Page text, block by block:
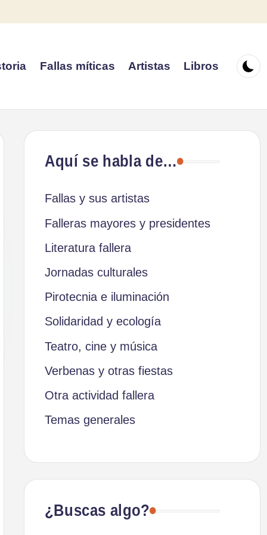
Fallas míticas Artistas Libros
Aquí se habla de…
Fallas y sus artistas
Falleras mayores y presidentes
Literatura fallera
Jornadas culturales
Pirotecnia e iluminación
Solidaridad y ecología
Teatro, cine y música
Verbenas y otras fiestas
Otra actividad fallera
Temas generales
¿Buscas algo?